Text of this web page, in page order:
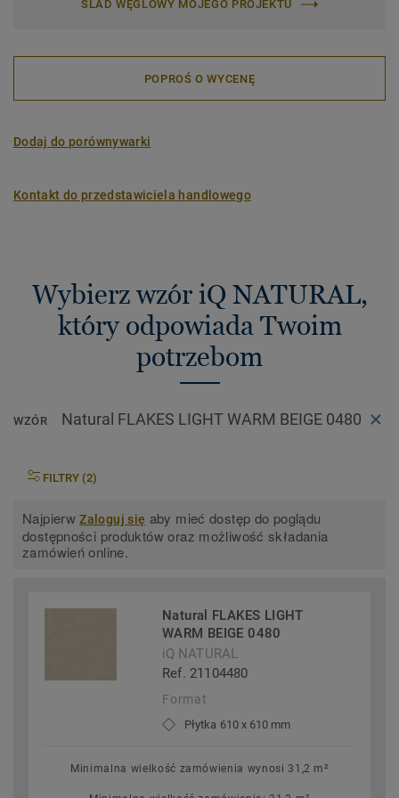
ŚLAD WĘGLOWY MOJEGO PROJEKTU
POPROŚ O WYCENĘ
Dodaj do porównywarki
Kontakt do przedstawiciela handlowego
Wybierz wzór iQ NATURAL,
który odpowiada Twoim
potrzebom
WZÓR Natural FLAKES LIGHT WARM BEIGE 0480
FILTRY (2)
NajpierwZaloguj się aby mieć dostęp do poglądu
dostępności produktów oraz możliwość składania
zamówień online.
Natural FLAKES LIGHT
WARM BEIGE 0480
iQ NATURAL
Ref. 21104480
Format
Płytka 610 x 610 mm
Minimalna wielkość zamówienia wynosi 31,2 m²